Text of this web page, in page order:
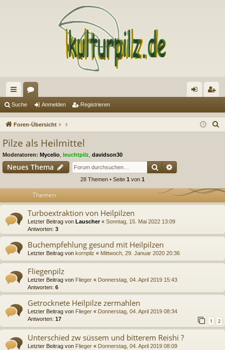
ch
ne
riff
en m ist
Suche Anmelden Registrieren
Foren-Übersicht
Pilze als Heilmittel
Moderatoren: Mycelio leuchtpilz davidson30
Neues Thema Suche
28 Themen • Seite 1 von 1
Themen
Turboextraktion von Heilpilzen
Letzter Beitrag von Lauscher« Sonntag, 15. Mai 2022 13:09
Antworten: 3
Buchempfehlung gesund mit Heilpilzen
Letzter Beitrag von kornpilz « Mittwoch, 29. Januar 2020 20:36
Fliegenpilz
Letzter Beitrag von Flieger « Donnerstag, 04. April 2019 15:43
Antworten: 6
Getrocknete Heilpilze zermahlen
Letzter Beitrag von Flieger « Donnerstag, 04. April 2019 08:34
Antworten: 17 1 2
Unterschied zw süssem und bitterem Reishi ?
Letzter Beitrag von Flieger « Donnerstag, 04. April 2019 08:09